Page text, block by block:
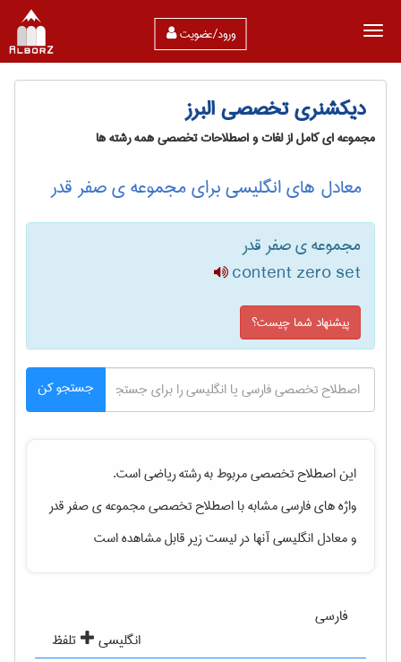
ورود/عضویت
دیکشنری تخصصی البرز
مجموعه ای کامل از لغات و اصطلاحات تخصصی همه رشته ها
معادل های انگلیسی برای مجموعه ی صفر قدر
مجموعه ی صفر قدر
content zero set
پیشنهاد شما چیست؟
جستجو کن
این اصطلاح تخصصی مربوط به رشتهرياضیاست.
واژه های فارسی مشابه با اصطلاح تخصصیمجموعه ی صفر قدر
و معادل انگلیسی آنها در لیست زیر قابل مشاهده است
فارسی
انگلیسی
تلفظ